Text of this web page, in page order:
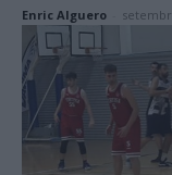
Enric Alguero